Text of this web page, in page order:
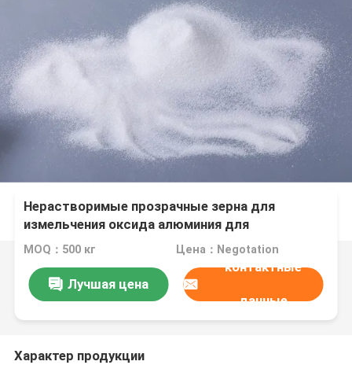
Нерастворимые прозрачные зерна для
измельчения оксида алюминия для
кристаллической глазури
MOQ：500 кг Цена：Negotation
Лучшая цена
контактные
данные
Характер продукции